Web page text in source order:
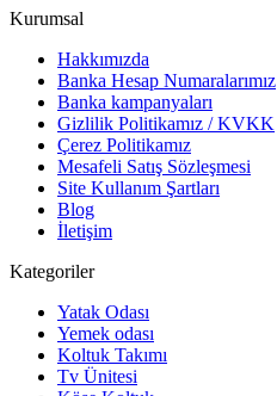
Kurumsal
Hakkımızda
Banka Hesap Numaralarımız
Banka kampanyaları
Gizlilik Politikamız / KVKK
Çerez Politikamız
Mesafeli Satış Sözleşmesi
Site Kullanım Şartları
Blog
İletişim
Kategoriler
Yatak Odası
Yemek odası
Koltuk Takımı
Tv Ünitesi